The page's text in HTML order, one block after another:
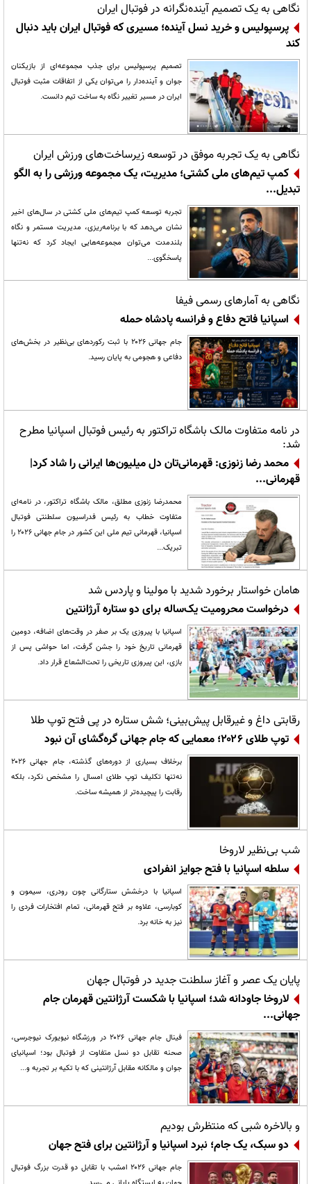
نگاهی به یک تصمیم آینده‌نگرانه در فوتبال ایران
پرسپولیس و خرید نسل آینده؛ مسیری که فوتبال ایران باید دنبال
کند
تصمیم پرسپولیس برای جذب مجموعه‌ای از بازیکنان
جوان و آینده‌دار را می‌توان یکی از اتفاقات مثبت فوتبال
ایران در مسیر تغییر نگاه به ساخت تیم دانست.
نگاهی به یک تجربه موفق در توسعه زیرساخت‌های ورزش ایران
کمپ تیم‌های ملی کشتی؛ مدیریت، یک مجموعه ورزشی را به الگو
تبدیل...
تجربه توسعه کمپ تیم‌های ملی کشتی در سال‌های اخیر
نشان می‌دهد که با برنامه‌ریزی، مدیریت مستمر و نگاه
بلندمدت می‌توان مجموعه‌هایی ایجاد کرد که نه‌تنها
پاسخگوی...
نگاهی به آمارهای رسمی فیفا
اسپانیا فاتح دفاع و فرانسه پادشاه حمله
جام جهانی ۲۰۲۶ با ثبت رکوردهای بی‌نظیر در بخش‌های
دفاعی و هجومی به پایان رسید.
در نامه متفاوت مالک باشگاه تراکتور به رئیس فوتبال اسپانیا مطرح
شد:
محمد رضا زنوزی: قهرمانی‌تان دل میلیون‌ها ایرانی را شاد کرد|
قهرمانی...
محمدرضا زنوزی مطلق، مالک باشگاه تراکتور، در نامه‌ای
متفاوت خطاب به رئیس فدراسیون سلطنتی فوتبال
اسپانیا، قهرمانی تیم ملی این کشور در جام جهانی ۲۰۲۶ را
تبریک...
هامان خواستار برخورد شدید با مولینا و پاردس شد
درخواست محرومیت یک‌ساله برای دو ستاره آرژانتین
اسپانیا با پیروزی یک بر صفر در وقت‌های اضافه، دومین
قهرمانی تاریخ خود را جشن گرفت، اما حواشی پس از
بازی، این پیروزی تاریخی را تحت‌الشعاع قرار داد.
رقابتی داغ و غیرقابل‌ پیش‌بینی؛ شش ستاره در پی فتح توپ طلا
توپ طلای ۲۰۲۶؛ معمایی که جام جهانی گره‌گشای آن نبود
برخلاف بسیاری از دوره‌های گذشته، جام جهانی ۲۰۲۶
نه‌تنها تکلیف توپ طلای امسال را مشخص نکرد، بلکه
رقابت را پیچیده‌تر از همیشه ساخت.
شب بی‌نظیر لاروخا
سلطه اسپانیا با فتح جوایز انفرادی
اسپانیا با درخشش ستارگانی چون رودری، سیمون و
کوبارسی، علاوه بر فتح قهرمانی، تمام افتخارات فردی را
نیز به خانه برد.
پایان یک عصر و آغاز سلطنت جدید در فوتبال جهان
لاروخا جاودانه شد؛ اسپانیا با شکست آرژانتین قهرمان جام
جهانی...
فینال جام جهانی ۲۰۲۶ در ورزشگاه نیویورک نیوجرسی،
صحنه تقابل دو نسل متفاوت از فوتبال بود؛ اسپانیای
جوان و مالکانه مقابل آرژانتینی که با تکیه بر تجربه و...
و بالاخره شبی که منتظرش بودیم
دو سبک، یک جام؛ نبرد اسپانیا و آرژانتین برای فتح جهان
جام جهانی ۲۰۲۶ امشب با تقابل دو قدرت بزرگ فوتبال